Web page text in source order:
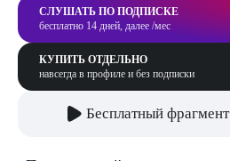
СЛУШАТЬ ПО ПОДПИСКЕ
бесплатно 14 дней, далее /мес
КУПИТЬ ОТДЕЛЬНО
навсегда в профиле и без подписки
Бесплатный фрагмент